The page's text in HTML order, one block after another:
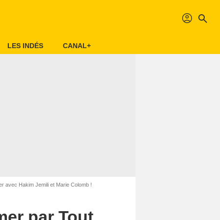
profil search
LES INDÉS CANAL+
avec Hakim Jemili et Marie Colomb !